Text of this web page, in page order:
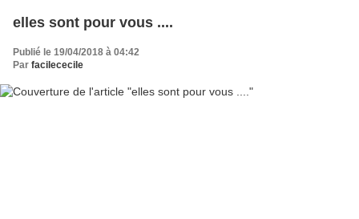
elles sont pour vous ....
Publié le 19/04/2018 à 04:42
Par facilececile